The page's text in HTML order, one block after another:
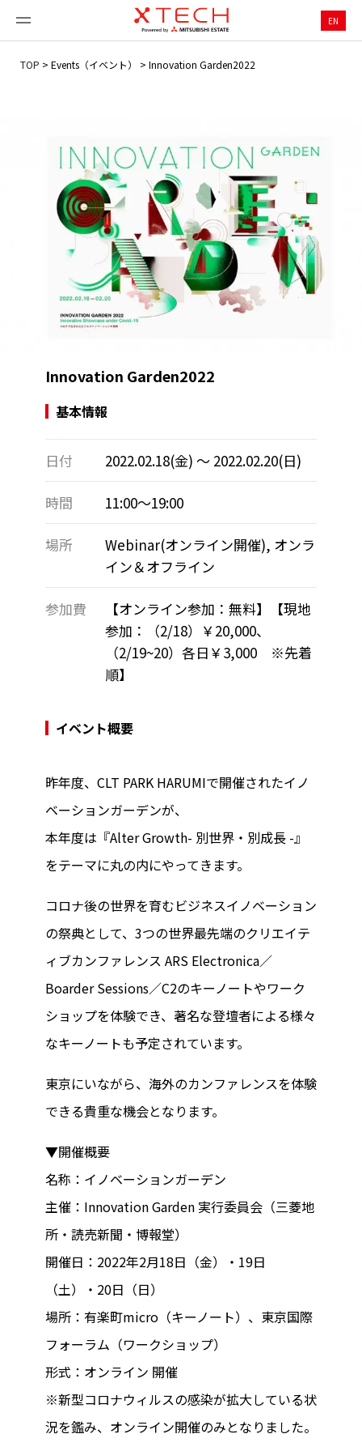
EN
TOP > Events（イベント） > Innovation Garden2022
Innovation Garden2022
基本情報
日付 2022.02.18(金) 〜 2022.02.20(日)
時間 11:00～19:00
場所
Webinar(オンライン開催), オンラ
イン＆オフライン
参加費
【オンライン参加：無料】【現地
参加：（2/18）￥20,000、
（2/19~20）各日￥3,000 ※先着
順】
イベント概要
昨年度、CLT PARK HARUMIで開催されたイノ
ベーションガーデンが、
本年度は『Alter Growth- 別世界・別成長 -』
をテーマに丸の内にやってきます。
コロナ後の世界を育むビジネスイノベーション
の祭典として、3つの世界最先端のクリエイテ
ィブカンファレンス ARS Electronica／
Boarder Sessions／C2のキーノートやワーク
ショップを体験でき、著名な登壇者による様々
なキーノートも予定されています。
東京にいながら、海外のカンファレンスを体験
できる貴重な機会となります。
▼開催概要
名称：イノベーションガーデン
主催：Innovation Garden 実行委員会（三菱地
所・読売新聞・博報堂）
開催日：2022年2月18日（金）・19日
（土）・20日（日）
場所：有楽町micro（キーノート）、東京国際
フォーラム（ワークショップ）
形式：オンライン 開催
※新型コロナウィルスの感染が拡大している状
況を鑑み、オンライン開催のみとなりました。